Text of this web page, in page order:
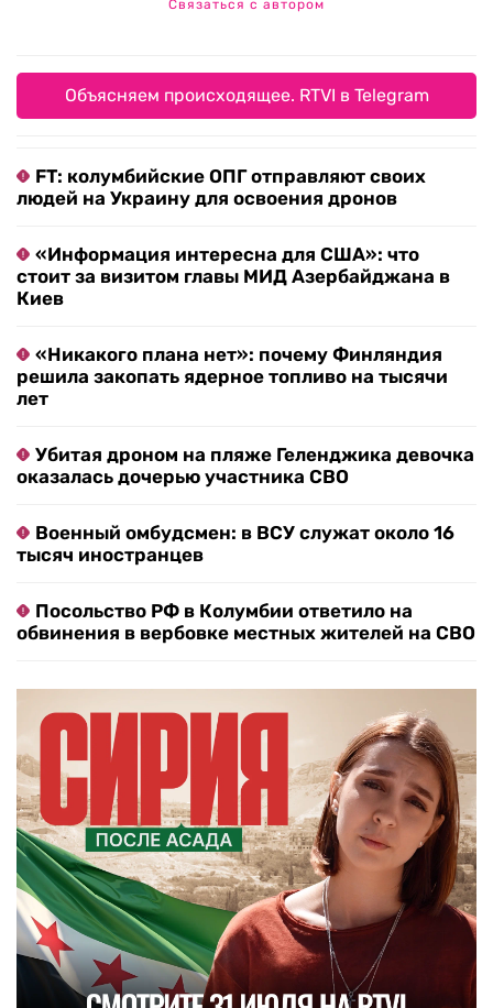
Связаться с автором
Объясняем происходящее. RTVI в Telegram
FT: колумбийские ОПГ отправляют своих
людей на Украину для освоения дронов
«Информация интересна для США»: что
стоит за визитом главы МИД Азербайджана в
Киев
«Никакого плана нет»: почему Финляндия
решила закопать ядерное топливо на тысячи
лет
Убитая дроном на пляже Геленджика девочка
оказалась дочерью участника СВО
Военный омбудсмен: в ВСУ служат около 16
тысяч иностранцев
Посольство РФ в Колумбии ответило на
обвинения в вербовке местных жителей на СВО